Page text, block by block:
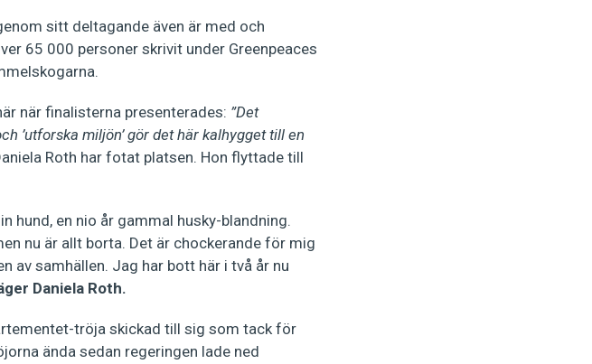
sitt deltagande även är med och
65 000 personer skrivit under Greenpeaces
när finalisterna presenterades: ”Det
’utforska miljön’ gör det här kalhygget till en
Roth har fotat platsen. Hon flyttade till
hund, en nio år gammal husky-blandning.
nu är allt borta. Det är chockerande för mig
av samhällen. Jag har bott här i två år nu
Daniela Roth.
tröja skickad till sig som tack för
ända sedan regeringen lade ned